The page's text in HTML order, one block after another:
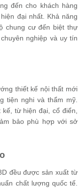
đến cho khách hàng
đại nhất. Khả năng
chung cư đến biệt thự
nghiệp và uy tín
thiết kế nội thất mới
tiện nghi và thẩm mỹ.
từ hiện đại, cổ điển,
bảo phù hợp với sở
đều được sản xuất từ
chất lượng quốc tế.